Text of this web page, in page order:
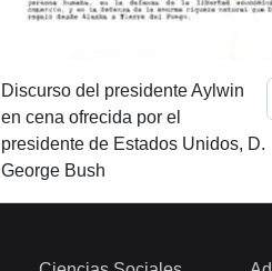
Discurso del presidente Aylwin
en cena ofrecida por el
presidente de Estados Unidos, D.
George Bush